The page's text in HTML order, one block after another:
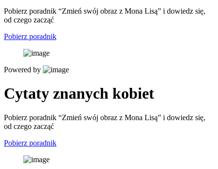
Pobierz poradnik “Zmień swój obraz z Mona Lisą” i dowiedz się,
od czego zacząć
Pobierz poradnik
Powered by
Cytaty znanych kobiet
Pobierz poradnik “Zmień swój obraz z Mona Lisą” i dowiedz się,
od czego zacząć
Pobierz poradnik